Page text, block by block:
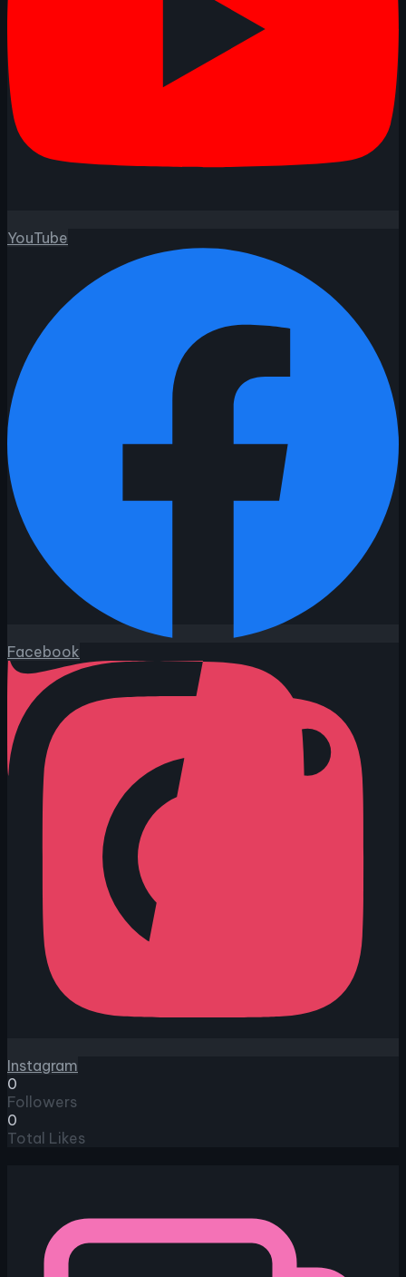
YouTube
Facebook
Instagram
0
Followers
0
Total Likes